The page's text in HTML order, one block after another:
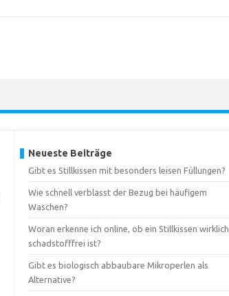
Neueste Beiträge
Gibt es Stillkissen mit besonders leisen Füllungen?
Wie schnell verblasst der Bezug bei häufigem
Waschen?
Woran erkenne ich online, ob ein Stillkissen wirklich
schadstofffrei ist?
Gibt es biologisch abbaubare Mikroperlen als
Alternative?